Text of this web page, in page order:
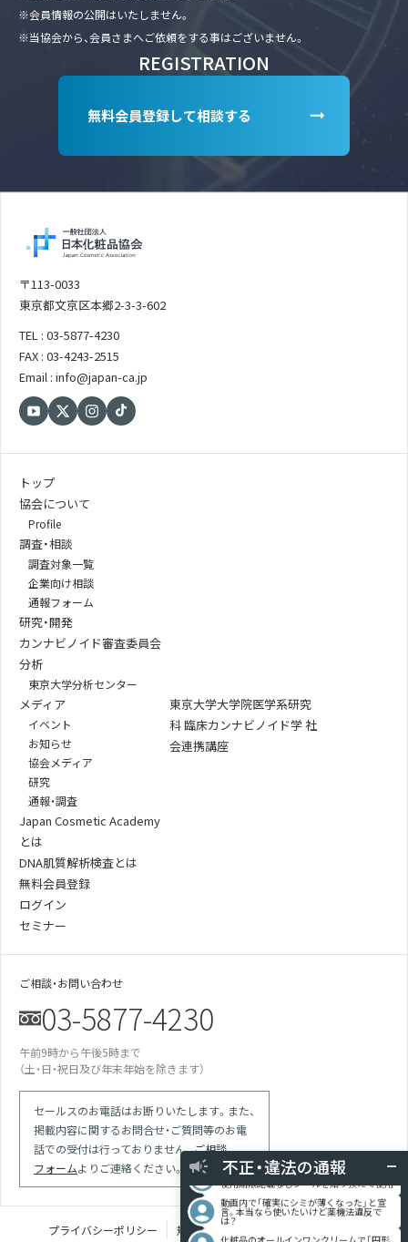
※会員情報の公開はいたしません。
※当協会から、会員さまへご依頼をする事はございません。
REGISTRATION
無料会員登録して相談する
〒113-0033
東京都文京区本郷2-3-3-602
TEL : 03-5877-4230
FAX : 03-4243-2515
Email : info@japan-ca.jp
トップ
協会について
Profile
調査・相談
調査対象一覧
企業向け相談
通報フォーム
研究・開発
カンナビノイド審査委員会
分析
東京大学分析センター
メディア
イベント
お知らせ
協会メディア
研究
通報・調査
Japan Cosmetic Academy
とは
DNA肌質解析検査とは
無料会員登録
ログイン
セミナー
東京大学大学院医学系研究
科 臨床カンナビノイド学 社
会連携講座
ご相談・お問い合わせ
03-5877-4230
午前9時から午後5時まで
（土・日・祝日及び年末年始を除きます）
セールスのお電話はお断りいたします。また、
掲載内容に関するお問合せ・ご質問等のお電
話での受付は行っておりません。ご相談
フォームよりご連絡ください。
プライバシーポリシー 規定類 特定商取引法に基づく表記
不正・違法の通報
による効果効能の保証と解され違反では
競合の会社が化粧品登録をしていない商品
で「スキンケア」等の表現を使っている
現場を目撃 使用期限切れの針ファンデに
使用期限記載なしシールを貼り換えて使用
言。本当なら使いたいけど薬機法違反で
は？